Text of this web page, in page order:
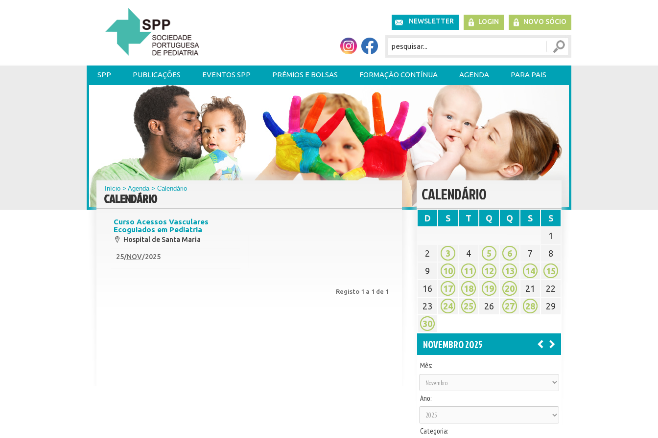
NEWSLETTER LOGIN NOVO SÓCIO
SPP PUBLICAÇÕES EVENTOS SPP PRÉMIOS E BOLSAS FORMAÇÃO CONTÍNUA AGENDA PARA PAIS
Início >Agenda> Calendário
CALENDÁRIO
Curso Acessos Vasculares
Ecoguiados em Pediatria
Hospital de Santa Maria
25/NOV/2025
Registo 1 a 1 de 1
CALENDÁRIO
D S T Q Q S
S
1
2
3 4 5 6 7
8
9
10 11 12 13 14
15
16
17 18 19 20 21
22
23
24 25 26 27 28
29
30
NOVEMBRO 2025
Mês:
Ano:
Categoria: